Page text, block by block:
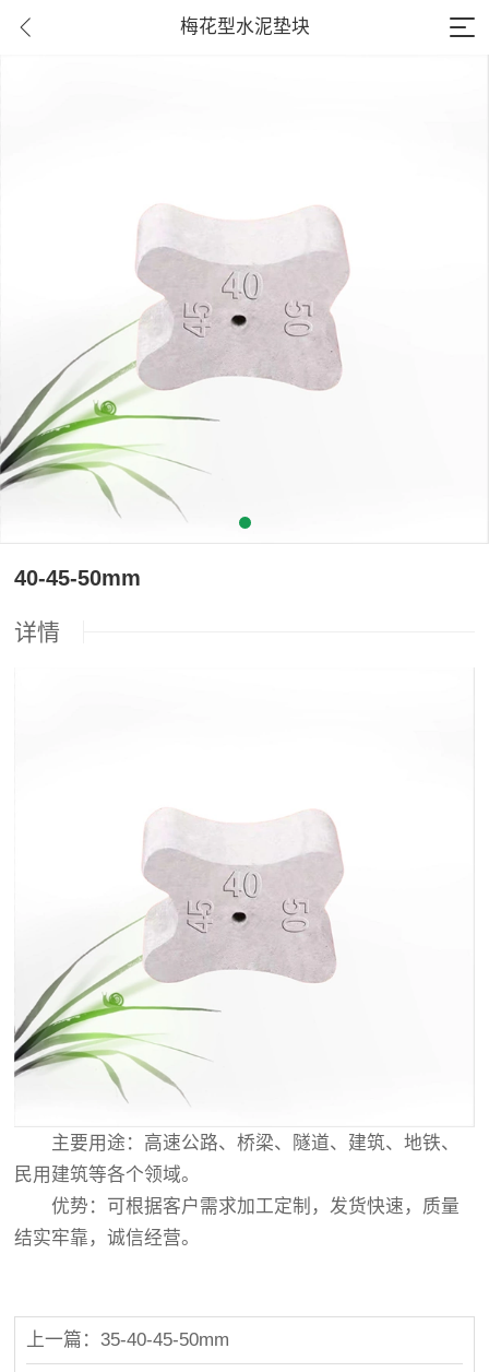
梅花型水泥垫块
40-45-50mm
详情
主要用途：高速公路、桥梁、隧道、建筑、地铁、
民用建筑等各个领域。
优势：可根据客户需求加工定制，发货快速，质量
结实牢靠，诚信经营。
上一篇：35-40-45-50mm